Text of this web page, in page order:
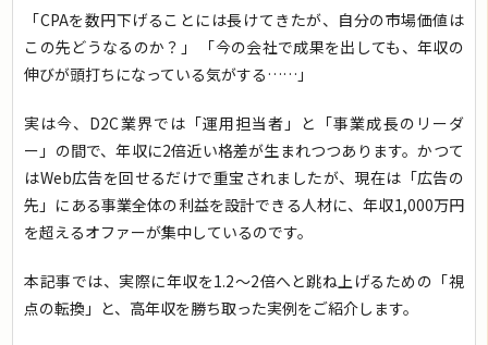
「CPAを数円下げることには長けてきたが、自分の市場価値は
この先どうなるのか？」 「今の会社で成果を出しても、年収の
伸びが頭打ちになっている気がする……」
実は今、D2C業界では「運用担当者」と「事業成長のリーダ
ー」の間で、年収に2倍近い格差が生まれつつあります。かつて
はWeb広告を回せるだけで重宝されましたが、現在は「広告の
先」にある事業全体の利益を設計できる人材に、年収1,000万円
を超えるオファーが集中しているのです。
本記事では、実際に年収を1.2〜2倍へと跳ね上げるための「視
点の転換」と、高年収を勝ち取った実例をご紹介します。